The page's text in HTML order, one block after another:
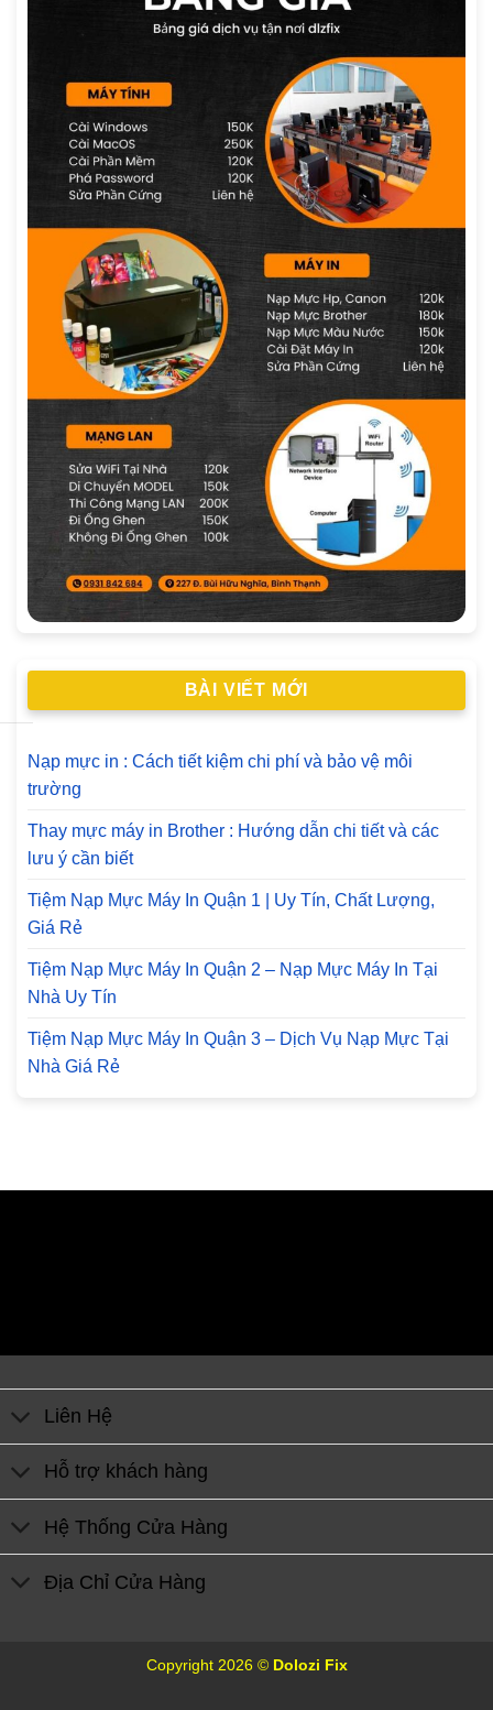
BÀI VIẾT MỚI
Nạp mực in : Cách tiết kiệm chi phí và bảo vệ môi
trường
Thay mực máy in Brother : Hướng dẫn chi tiết và các
lưu ý cần biết
Tiệm Nạp Mực Máy In Quận 1 | Uy Tín, Chất Lượng,
Giá Rẻ
Tiệm Nạp Mực Máy In Quận 2 – Nạp Mực Máy In Tại
Nhà Uy Tín
Tiệm Nạp Mực Máy In Quận 3 – Dịch Vụ Nạp Mực Tại
Nhà Giá Rẻ
Liên Hệ
Hỗ trợ khách hàng
Hệ Thống Cửa Hàng
Địa Chỉ Cửa Hàng
Copyright 2026 © Dolozi Fix